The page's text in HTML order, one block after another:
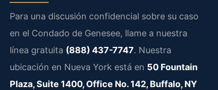
Para una discusión confidencial sobre su caso
en el Condado de Genesee, llame a nuestra
línea gratuita (888) 437-7747. Nuestra
ubicación en Nueva York está en 50 Fountain
Plaza, Suite 1400, Office No. 142, Buffalo, NY